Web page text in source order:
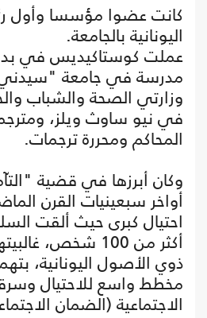
كانت عضوا مؤسسا وأول
اليونانية بالجامعة.
عملت كوستاكيديس في
مدرسة في جامعة
وزارتي الصحة والشباب
في نيو ساوث ويلز،
المحاكم ومحررة ترجمات.
وكان أبرزها في قضية
أواخر سبعينيات القرن
احتيال كبرى حيث ألقت
أكثر من 100 شخص،
ذوي الأصول اليونانية،
مخطط واسع للاحتيال
الاجتماعية (الضمان